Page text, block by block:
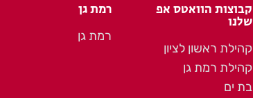
קבוצות הוואטס אפ
שלנו
קהילת ראשון לציון
קהילת רמת גן
בת ים
רמת גן
רמת גן